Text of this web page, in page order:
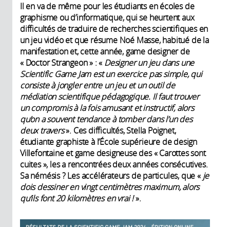
Il en va de même pour les étudiants en écoles de
graphisme ou d’informatique, qui se heurtent aux
difficultés de traduire de recherches scientifiques en
un jeu vidéo et que résume Noé Masse, habitué de la
manifestation et, cette année, game designer de
« Doctor Strangeon » : « Designer un jeu dans une
Scientific Game Jam est un exercice pas simple, qui
consiste à jongler entre un jeu et un outil de
médiation scientifique pédagogique. Il faut trouver
un compromis à la fois amusant et instructif, alors
qu’on a souvent tendance à tomber dans l’un des
deux travers». Ces difficultés, Stella Poignet,
étudiante graphiste à l’École supérieure de design
Villefontaine et game designeuse des « Carottes sont
cuites », les a rencontrées deux années consécutives.
Sa némésis ? Les accélérateurs de particules, que « je
dois dessiner en vingt centimètres maximum, alors
qu’ils font 20 kilomètres en vrai !».